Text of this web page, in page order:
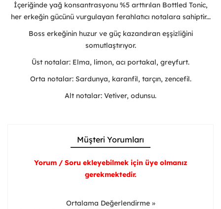
İçeriğinde yağ konsantrasyonu %5 arttırılan Bottled Tonic,
her erkeğin gücünü vurgulayan ferahlatıcı notalara sahiptir...
Boss erkeğinin huzur ve güç kazandıran eşşizliğini
somutlaştırıyor.
Üst notalar: Elma, limon, acı portakal, greyfurt.
Orta notalar: Sardunya, karanfil, tarçın, zencefil.
Alt notalar: Vetiver, odunsu.
Müşteri Yorumları
Yorum / Soru ekleyebilmek için üye olmanız
gerekmektedir.
Ortalama Değerlendirme »